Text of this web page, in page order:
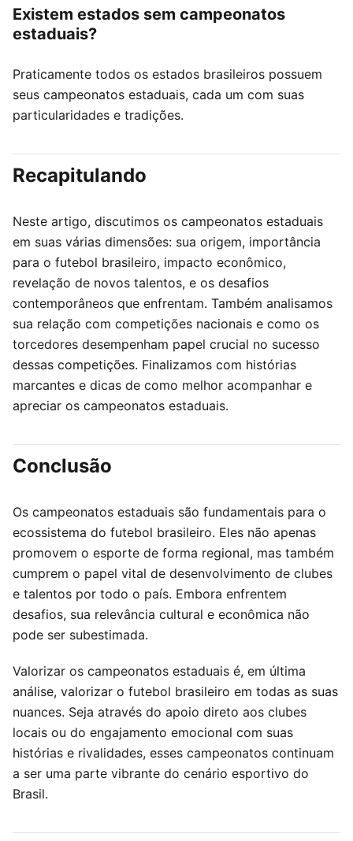
Existem estados sem campeonatos
estaduais?
Praticamente todos os estados brasileiros possuem
seus campeonatos estaduais, cada um com suas
particularidades e tradições.
Recapitulando
Neste artigo, discutimos os campeonatos estaduais
em suas várias dimensões: sua origem, importância
para o futebol brasileiro, impacto econômico,
revelação de novos talentos, e os desafios
contemporâneos que enfrentam. Também analisamos
sua relação com competições nacionais e como os
torcedores desempenham papel crucial no sucesso
dessas competições. Finalizamos com histórias
marcantes e dicas de como melhor acompanhar e
apreciar os campeonatos estaduais.
Conclusão
Os campeonatos estaduais são fundamentais para o
ecossistema do futebol brasileiro. Eles não apenas
promovem o esporte de forma regional, mas também
cumprem o papel vital de desenvolvimento de clubes
e talentos por todo o país. Embora enfrentem
desafios, sua relevância cultural e econômica não
pode ser subestimada.
Valorizar os campeonatos estaduais é, em última
análise, valorizar o futebol brasileiro em todas as suas
nuances. Seja através do apoio direto aos clubes
locais ou do engajamento emocional com suas
histórias e rivalidades, esses campeonatos continuam
a ser uma parte vibrante do cenário esportivo do
Brasil.